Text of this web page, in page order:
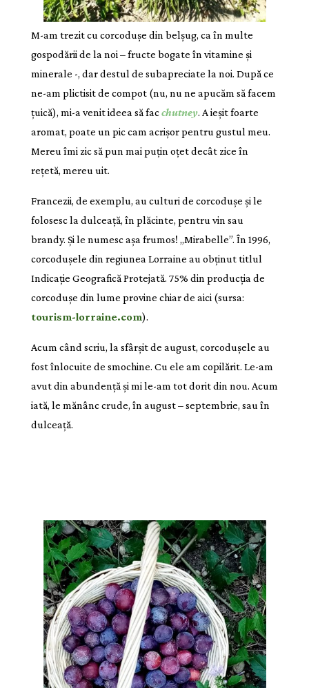
M-am trezit cu corcodușe din belșug, ca în multe
gospodării de la noi – fructe bogate în vitamine și
minerale -, dar destul de subapreciate la noi. După ce
ne-am plictisit de compot (nu, nu ne apucăm să facem
țuică), mi-a venit ideea să facchutney. A ieșit foarte
aromat, poate un pic cam acrișor pentru gustul meu.
Mereu îmi zic să pun mai puțin oțet decât zice în
rețetă, mereu uit.
Francezii, de exemplu, au culturi de corcodușe și le
folosesc la dulceață, în plăcinte, pentru vin sau
brandy. Și le numesc așa frumos! „Mirabelle”. În 1996,
corcodușele din regiunea Lorraine au obținut titlul
Indicație Geografică Protejată. 75% din producția de
corcodușe din lume provine chiar de aici (sursa:
tourism-lorraine.com).
Acum când scriu, la sfârșit de august, corcodușele au
fost înlocuite de smochine. Cu ele am copilărit. Le-am
avut din abundență și mi le-am tot dorit din nou. Acum
iată, le mănânc crude, în august – septembrie, sau în
dulceață.